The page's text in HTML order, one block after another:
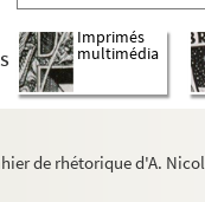
Imprimés
multimédia
de rhétorique d'A.